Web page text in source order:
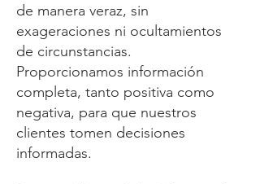
de manera veraz, sin
exageraciones ni ocultamientos
de circunstancias.
Proporcionamos información
completa, tanto positiva como
negativa, para que nuestros
clientes tomen decisiones
informadas.